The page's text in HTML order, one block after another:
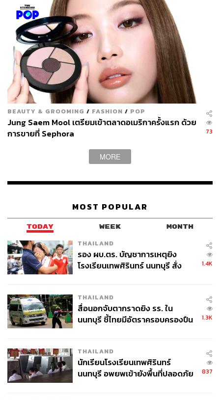
BEAUTY & GROOMING / FASHION / POP
Jung Saem Mool เตรียมเข้าตลาดอเมริกาครั้งแรก ด้วย
การขายที่ Sephora
73
MORE
MOST POPULAR
TODAY WEEK MONTH
THAILAND
รอง ผบ.ตร. บัญชาการเหตุยิง
โรงเรียนเทพศิรินทร์ นนทบุรี สั่ง
1.4K
THAILAND
สื่อนอกจับตากราดยิง รร. ใน
นนทบุรี ชี้ไทยมีอัตราครอบครองปืน
1.3K
THAILAND
นักเรียนโรงเรียนเทพศิรินทร์
นนทบุรี อพยพเข้ายังพื้นที่ปลอดภัย
837